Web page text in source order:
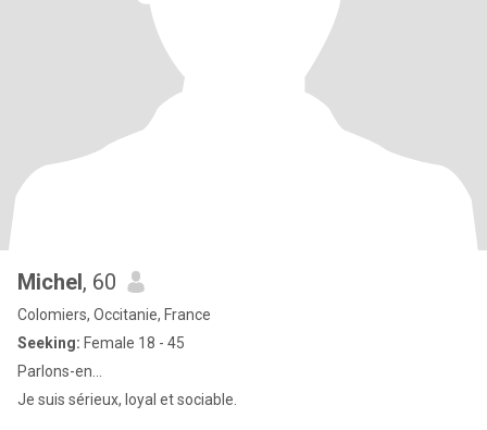
Michel, 60
Colomiers, Occitanie, France
Seeking: Female 18 - 45
Parlons-en...
Je suis sérieux, loyal et sociable.